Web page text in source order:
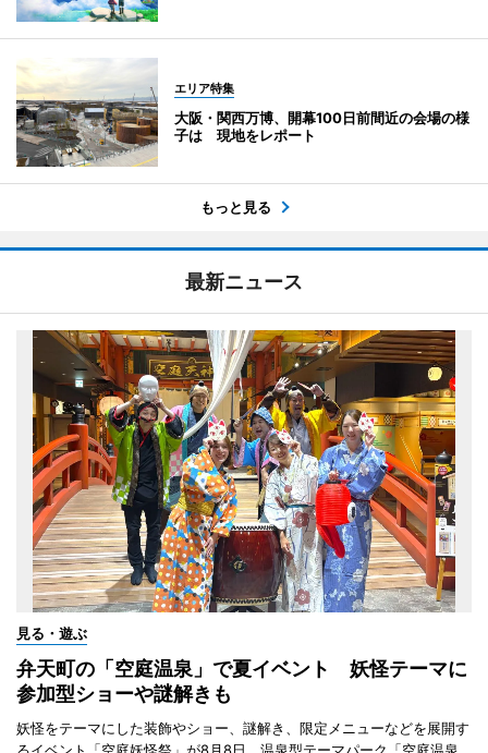
エリア特集
大阪・関西万博、開幕100日前間近の会場の様
子は 現地をレポート
もっと見る
最新ニュース
見る・遊ぶ
弁天町の「空庭温泉」で夏イベント 妖怪テーマに
参加型ショーや謎解きも
妖怪をテーマにした装飾やショー、謎解き、限定メニューなどを展開す
るイベント「空庭妖怪祭」が8月8日、温泉型テーマパーク「空庭温泉